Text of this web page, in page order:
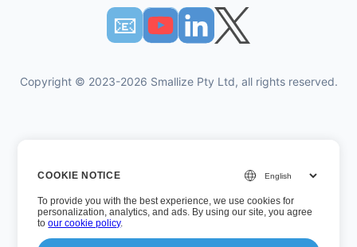
📧︎
Copyright © 2023-2026 Smallize Pty Ltd, all rights reserved.
गोपनीयता नीति
कार्यपालक अभिगम
COOKIE NOTICE
To provide you with the best experience, we use cookies for
personalization, analytics, and ads. By using our site, you agree
toour cookie policy.